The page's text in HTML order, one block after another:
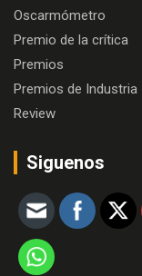
Oscarmómetro
Premio de la crítica
Premios
Premios de Industria
Review
Siguenos